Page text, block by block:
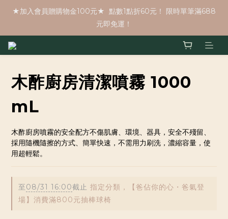
★加入會員贈購物金100元★  點數1點折60元！ 限時單筆滿688
元即免運！
木酢廚房清潔噴霧 1000
mL
木酢廚房噴霧的安全配方不傷肌膚、環境、器具，安全不殘留、
採用隨機隨擦的方式、簡單快速，不需用力刷洗，濃縮容量，使
用超輕鬆。
至08/31 16:00截止 指定分類，【爸佔你的心・爸氣登
場】消費滿800元抽棒球椅